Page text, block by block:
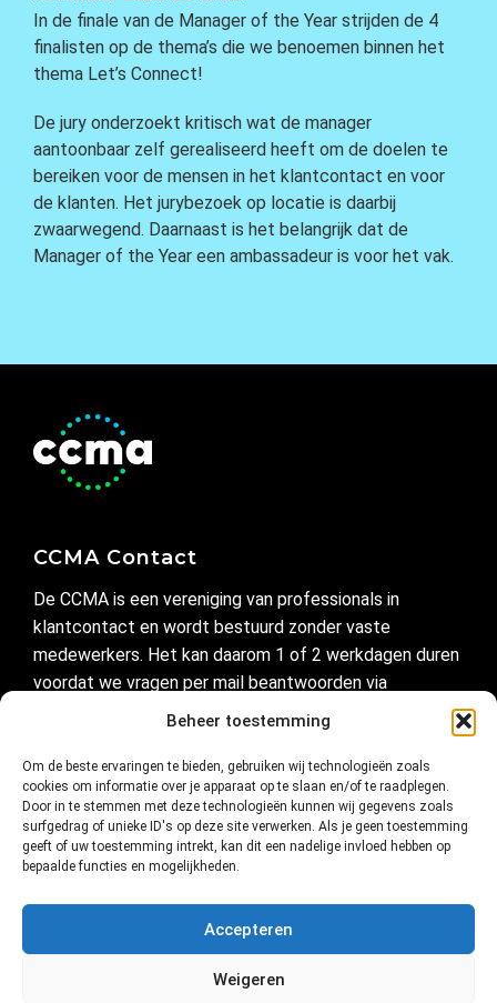
Beheer toestemming
Om de beste ervaringen te bieden, gebruiken wij technologieën zoals
cookies om informatie over je apparaat op te slaan en/of te raadplegen.
Door in te stemmen met deze technologieën kunnen wij gegevens zoals
surfgedrag of unieke ID's op deze site verwerken. Als je geen toestemming
geeft of uw toestemming intrekt, kan dit een nadelige invloed hebben op
bepaalde functies en mogelijkheden.
Accepteren
Weigeren
In de finale van de Manager of the Year strijden de 4
finalisten op de thema’s die we benoemen binnen het
thema Let’s Connect!
De jury onderzoekt kritisch wat de manager
aantoonbaar zelf gerealiseerd heeft om de doelen te
bereiken voor de mensen in het klantcontact en voor
de klanten. Het jurybezoek op locatie is daarbij
zwaarwegend. Daarnaast is het belangrijk dat de
Manager of the Year een ambassadeur is voor het vak.
CCMA Contact
De CCMA is een vereniging van professionals in
klantcontact en wordt bestuurd zonder vaste
medewerkers. Het kan daarom 1 of 2 werkdagen duren
voordat we vragen per mail beantwoorden via
secretariaat@ccma.nl
Handig
Privacyverklaring
Cookie-instellingen
Cookiebeleid (EU)
Verbinding in klantcontact